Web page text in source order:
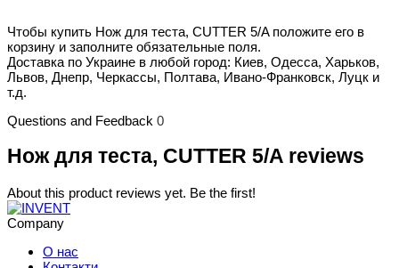
Чтобы купить Нож для теста, CUTTER 5/A положите его в
корзину и заполните обязательные поля.
Доставка по Украине в любой город: Киев, Одесса, Харьков,
Львов, Днепр, Черкассы, Полтава, Ивано-Франковск, Луцк и
т.д.
Questions and Feedback 0
Нож для теста, CUTTER 5/A reviews
About this product reviews yet. Be the first!
Company
О нас